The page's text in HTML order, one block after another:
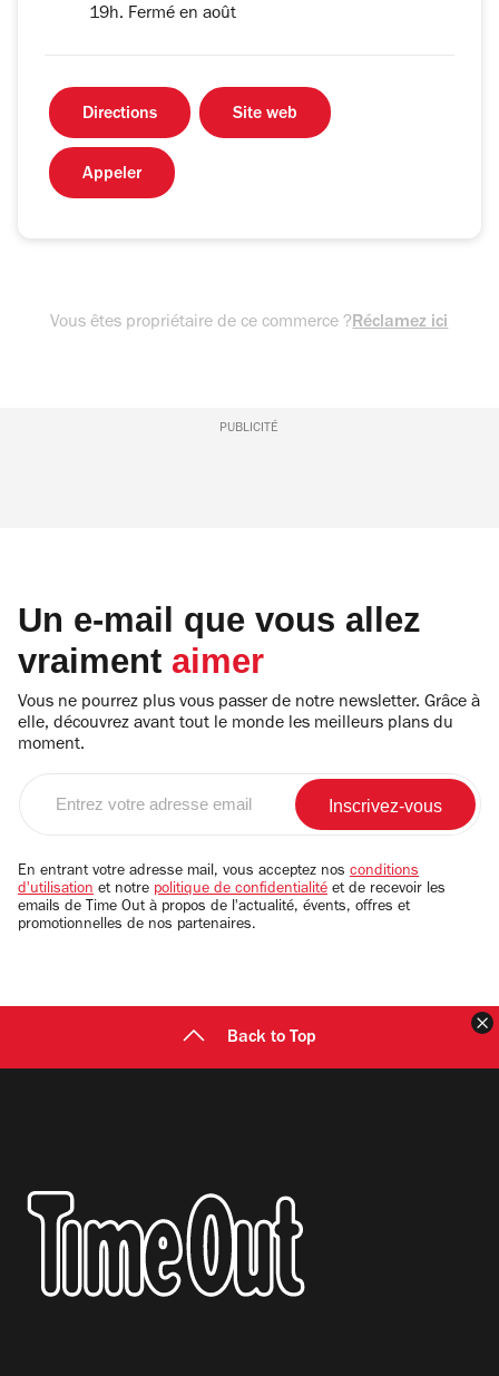
19h. Fermé en août
Directions Site web
Appeler
Vous êtes propriétaire de ce commerce ?Réclamez ici
PUBLICITÉ
Un e-mail que vous allez
vraiment aimer
Vous ne pourrez plus vous passer de notre newsletter. Grâce à
elle, découvrez avant tout le monde les meilleurs plans du
moment.
email
En entrant votre adresse mail, vous acceptez nos conditions
d'utilisation et notre politique de confidentialité et de recevoir les
emails de Time Out à propos de l'actualité, évents, offres et
promotionnelles de nos partenaires.
Back to Top